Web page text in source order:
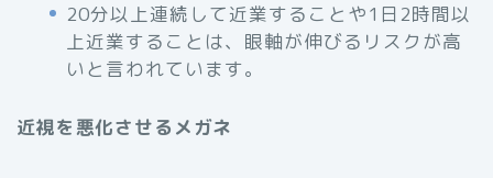
20分以上連続して近業することや1日2時間以
上近業することは、眼軸が伸びるリスクが高
いと言われています。
近視を悪化させるメガネ